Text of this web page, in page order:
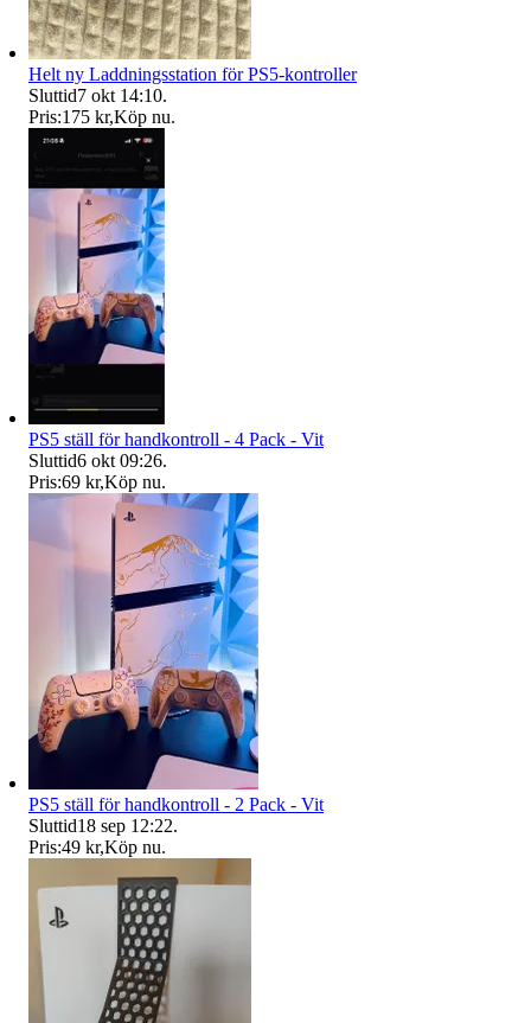
Helt ny Laddningsstation för PS5-kontroller
Sluttid7 okt 14:10.
Pris:175 kr,Köp nu.
PS5 ställ för handkontroll - 4 Pack - Vit
Sluttid6 okt 09:26.
Pris:69 kr,Köp nu.
PS5 ställ för handkontroll - 2 Pack - Vit
Sluttid18 sep 12:22.
Pris:49 kr,Köp nu.